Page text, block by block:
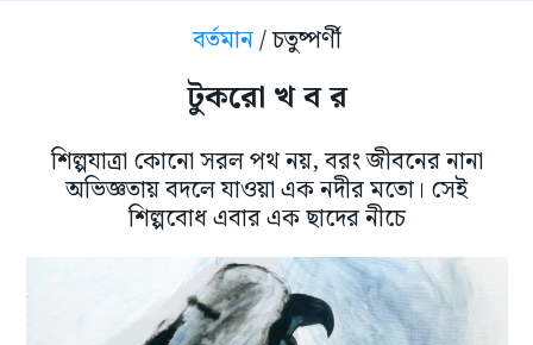
বর্তমান/ চতুষ্পর্ণী
টুকরো খ ব র
শিল্পযাত্রা কোনো সরল পথ নয়, বরং জীবনের নানা
অভিজ্ঞতায় বদলে যাওয়া এক নদীর মতো। সেই
শিল্পবোধ এবার এক ছাদের নীচে